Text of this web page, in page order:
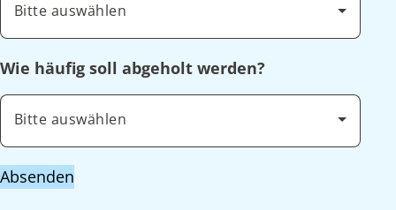
Bitte auswählen
Wie häufig soll abgeholt werden?
Bitte auswählen
Absenden